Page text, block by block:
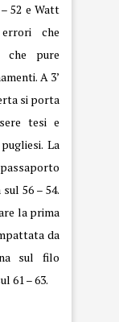
52 e Watt
che
che pure
A 3’
si porta
tesi e
La
56 – 54.
la prima
da
sul filo
61 – 63.